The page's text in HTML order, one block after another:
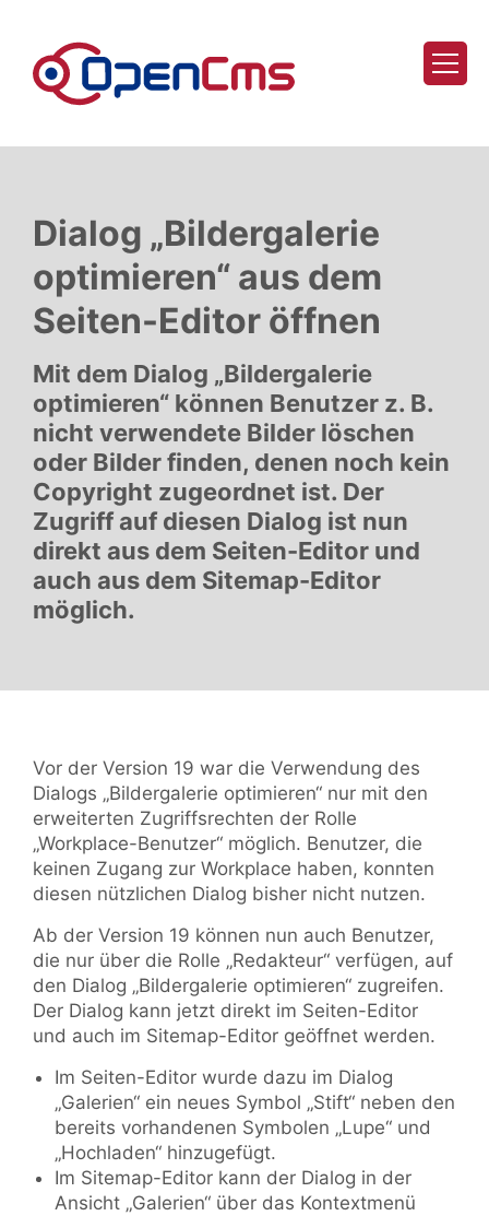
Dialog „Bildergalerie
optimieren“ aus dem
Seiten-Editor öffnen
Mit dem Dialog „Bildergalerie
optimieren“ können Benutzer z. B.
nicht verwendete Bilder löschen
oder Bilder finden, denen noch kein
Copyright zugeordnet ist. Der
Zugriff auf diesen Dialog ist nun
direkt aus dem Seiten-Editor und
auch aus dem Sitemap-Editor
möglich.
Vor der Version 19 war die Verwendung des
Dialogs „Bildergalerie optimieren“ nur mit den
erweiterten Zugriffsrechten der Rolle
„Workplace-Benutzer“ möglich. Benutzer, die
keinen Zugang zur Workplace haben, konnten
diesen nützlichen Dialog bisher nicht nutzen.
Ab der Version 19 können nun auch Benutzer,
die nur über die Rolle „Redakteur“ verfügen, auf
den Dialog „Bildergalerie optimieren“ zugreifen.
Der Dialog kann jetzt direkt im Seiten-Editor
und auch im Sitemap-Editor geöffnet werden.
Im Seiten-Editor wurde dazu im Dialog
„Galerien“ ein neues Symbol „Stift“ neben den
bereits vorhandenen Symbolen „Lupe“ und
„Hochladen“ hinzugefügt.
Im Sitemap-Editor kann der Dialog in der
Ansicht „Galerien“ über das Kontextmenü